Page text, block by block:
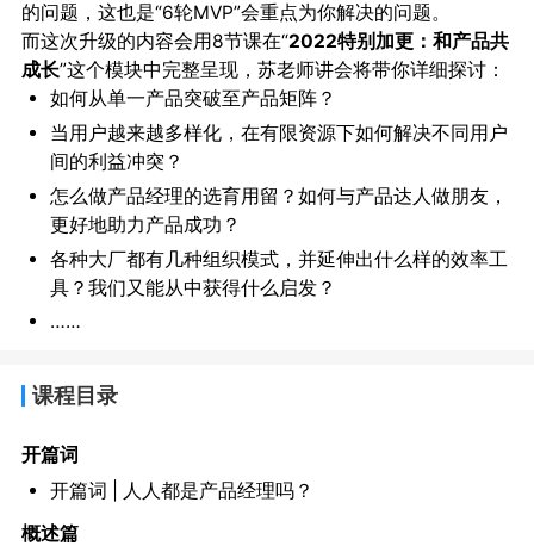
的问题，这也是“6轮MVP”会重点为你解决的问题。
而这次升级的内容会用8节课在“2022特别加更：和产品共
成长”这个模块中完整呈现，苏老师讲会将带你详细探讨：
如何从单一产品突破至产品矩阵？
当用户越来越多样化，在有限资源下如何解决不同用户
间的利益冲突？
怎么做产品经理的选育用留？如何与产品达人做朋友，
更好地助力产品成功？
各种大厂都有几种组织模式，并延伸出什么样的效率工
具？我们又能从中获得什么启发？
……
课程目录
开篇词
开篇词 | 人人都是产品经理吗？
概述篇